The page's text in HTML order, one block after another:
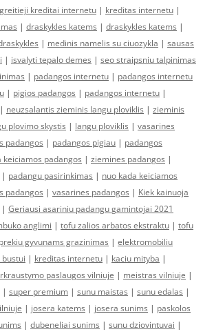
greitieji kreditai internetu | kreditas internetu |
| draskykles katems | draskykles katems |
| medinis namelis su ciuozykla | sausas
| isvalyti tepalo demes | seo straipsniu talpinimas
| padangos internetu | padangos internetu
| pigios padangos | padangos internetu |
| neuzsalantis zieminis langu ploviklis | zieminis
plovimo skystis | langu ploviklis | vasarines
padangos | padangos pigiau | padangos
keiciamos padangos | ziemines padangos |
| padangu pasirinkimas | nuo kada keiciamos
padangos | vasarines padangos | Kiek kainuoja
| Geriausi asariniu padangu gamintojai 2021
anglimi | tofu zalios arbatos ekstraktu | tofu
prekiu gyvunams grazinimas | elektromobiliu
bustui | kreditas internetu | kaciu mityba |
paslaugos vilniuje | meistras vilniuje |
| super premium | sunu maistas | sunu edalas |
| josera katems | josera sunims | paskolos
| dubeneliai sunims | sunu dziovintuvai |